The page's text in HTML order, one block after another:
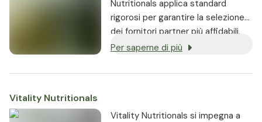
Nutritionals applica standard
rigorosi per garantire la selezione
dei fornitori partner più affidabili.
Per saperne di più
Vitality Nutritionals
Vitality Nutritionals si impegna a